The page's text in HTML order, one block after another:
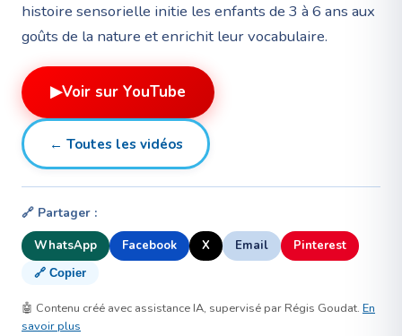
histoire sensorielle initie les enfants de 3 à 6 ans aux
goûts de la nature et enrichit leur vocabulaire.
▶Voir sur YouTube
← Toutes les vidéos
🔗 Partager :
WhatsApp Facebook X Email Pinterest
🔗 Copier
🤖 Contenu créé avec assistance IA, supervisé par Régis Goudat. En
savoir plus